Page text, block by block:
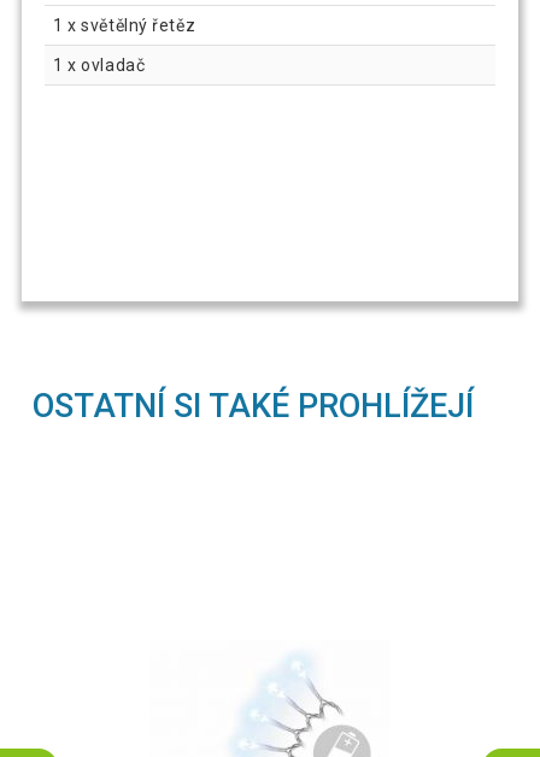
1 x světělný řetěz
1 x ovladač
OSTATNÍ SI TAKÉ PROHLÍŽEJÍ